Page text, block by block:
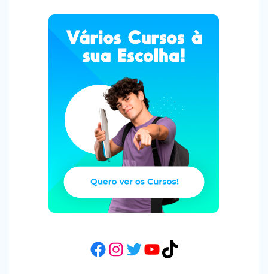
Facebook
Instagram
Twitter
YouTube
TikTok